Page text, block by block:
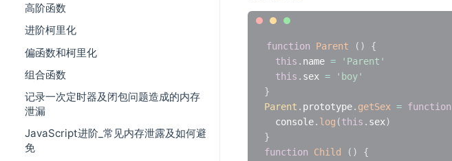
高阶函数
进阶柯里化
偏函数和柯里化
组合函数
记录一次定时器及闭包问题造成的内存
泄漏
JavaScript进阶_常见内存泄露及如何避
免
function Parent ( )
{
this . name =
'Parent'
this . sex =
'boy'
}
Parent . prototype. getSex = function
  console
. log (this . sex)
}
function
Child ( )
{